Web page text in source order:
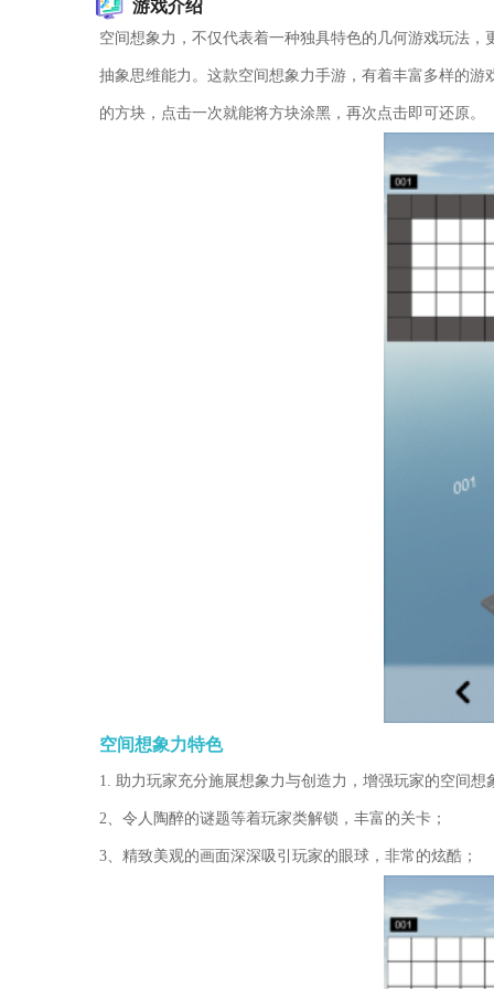
游戏介绍
空间想象力，不仅代表着一种独具特色的几何游戏玩法
抽象思维能力。这款空间想象力手游，有着丰富多样的
的方块，点击一次就能将方块涂黑，再次点击即可还原。
空间想象力特色
1. 助力玩家充分施展想象力与创造力，增强玩家的空间想
2、令人陶醉的谜题等着玩家类解锁，丰富的关卡；
3、精致美观的画面深深吸引玩家的眼球，非常的炫酷；